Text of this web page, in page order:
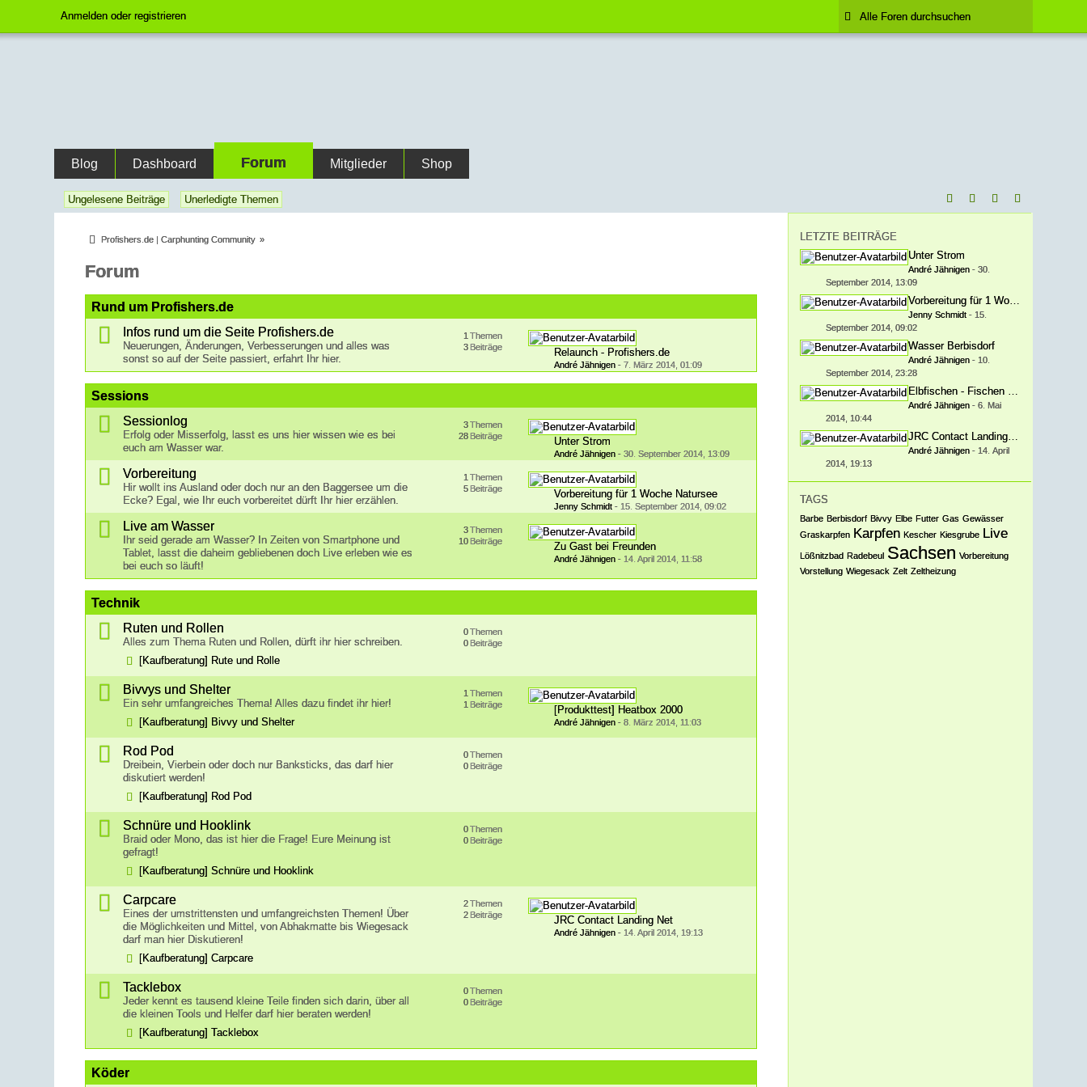
Anmelden oder registrieren
Blog Dashboard Forum Mitglieder Shop
Ungelesene Beiträge Unerledigte Themen
Profishers.de | Carphunting Community »
Forum
Rund um Profishers.de
Infos rund um die Seite Profishers.de
Neuerungen, Änderungen, Verbesserungen und alles was
sonst so auf der Seite passiert, erfahrt Ihr hier.
Themen
1
Beiträge
3 Relaunch - Profishers.de
André Jähnigen -7. März 2014, 01:09
Sessions
Sessionlog
Erfolg oder Misserfolg, lasst es uns hier wissen wie es bei
euch am Wasser war.
Themen
3
Beiträge
28 Unter Strom
André Jähnigen -30. September 2014, 13:09
Vorbereitung
Hir wollt ins Ausland oder doch nur an den Baggersee um die
Ecke? Egal, wie Ihr euch vorbereitet dürft Ihr hier erzählen.
Themen
1
Beiträge
5 Vorbereitung für 1 Woche Natursee
Jenny Schmidt - 15. September 2014, 09:02
Live am Wasser
Ihr seid gerade am Wasser? In Zeiten von Smartphone und
Tablet, lasst die daheim gebliebenen doch Live erleben wie es
bei euch so läuft!
Themen
3
Beiträge
10 Zu Gast bei Freunden
André Jähnigen - 14. April 2014, 11:58
Technik
Ruten und Rollen
Alles zum Thema Ruten und Rollen, dürft ihr hier schreiben.
Themen
0
Beiträge
0
[Kaufberatung] Rute und Rolle
Bivvys und Shelter
Ein sehr umfangreiches Thema! Alles dazu findet ihr hier!
Themen
1
Beiträge
1 [Produkttest] Heatbox 2000
André Jähnigen -8. März 2014, 11:03
[Kaufberatung] Bivvy und Shelter
Rod Pod
Dreibein, Vierbein oder doch nur Banksticks, das darf hier
diskutiert werden!
Themen
0
Beiträge
0
[Kaufberatung] Rod Pod
Schnüre und Hooklink
Braid oder Mono, das ist hier die Frage! Eure Meinung ist
gefragt!
Themen
0
Beiträge
0
[Kaufberatung] Schnüre und Hooklink
Carpcare
Eines der umstrittensten und umfangreichsten Themen! Über
die Möglichkeiten und Mittel, von Abhakmatte bis Wiegesack
darf man hier Diskutieren!
Themen
2
Beiträge
2 JRC Contact Landing Net
André Jähnigen - 14. April 2014, 19:13
[Kaufberatung] Carpcare
Tacklebox
Jeder kennt es tausend kleine Teile finden sich darin, über all
die kleinen Tools und Helfer darf hier beraten werden!
Themen
0
Beiträge
0
[Kaufberatung] Tacklebox
Köder
LETZTE BEITRÄGE
Unter Strom
André Jähnigen -30.
September 2014, 13:09
Vorbereitung für 1 Woche Natursee
Jenny Schmidt - 15.
September 2014, 09:02
Wasser Berbisdorf
André Jähnigen - 10.
September 2014, 23:28
Elbfischen - Fischen im großen Strom
André Jähnigen -6. Mai
2014, 10:44
JRC Contact Landing Net
André Jähnigen - 14. April
2014, 19:13
TAGS
Barbe Berbisdorf Bivvy Elbe Futter Gas Gewässer
Graskarpfen Karpfen Kescher Kiesgrube Live
Lößnitzbad Radebeul Sachsen Vorbereitung
Vorstellung Wiegesack Zelt Zeltheizung